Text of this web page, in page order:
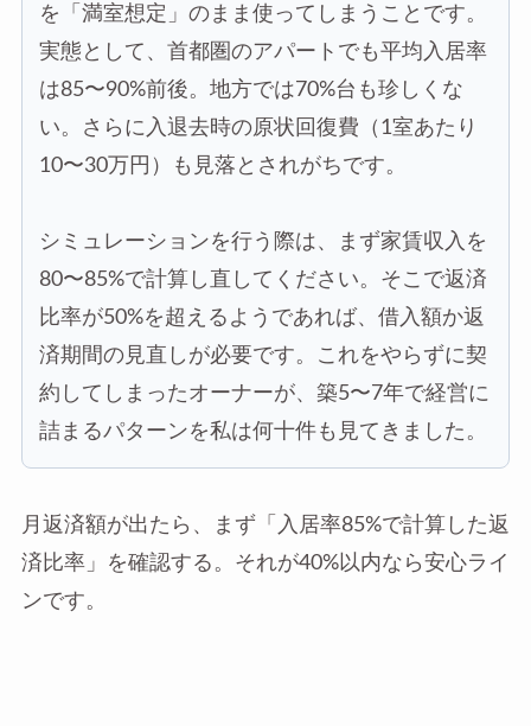
を「満室想定」のまま使ってしまうことです。
実態として、首都圏のアパートでも平均入居率
は85〜90%前後。地方では70%台も珍しくな
い。さらに入退去時の原状回復費（1室あたり
10〜30万円）も見落とされがちです。
シミュレーションを行う際は、まず家賃収入を
80〜85%で計算し直してください。そこで返済
比率が50%を超えるようであれば、借入額か返
済期間の見直しが必要です。これをやらずに契
約してしまったオーナーが、築5〜7年で経営に
詰まるパターンを私は何十件も見てきました。
月返済額が出たら、まず「入居率85%で計算した返
済比率」を確認する。それが40%以内なら安心ライ
ンです。